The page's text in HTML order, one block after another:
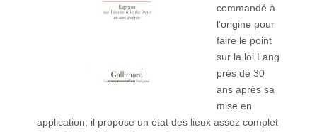
commandé à
l’origine pour
faire le point
sur la loi Lang
près de 30
ans après sa
mise en
application; il propose un état des lieux assez complet